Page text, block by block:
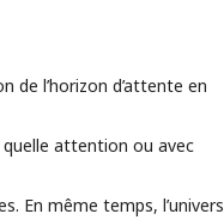
l’horizon d’attente en
attention ou avec
En même temps, l’univers